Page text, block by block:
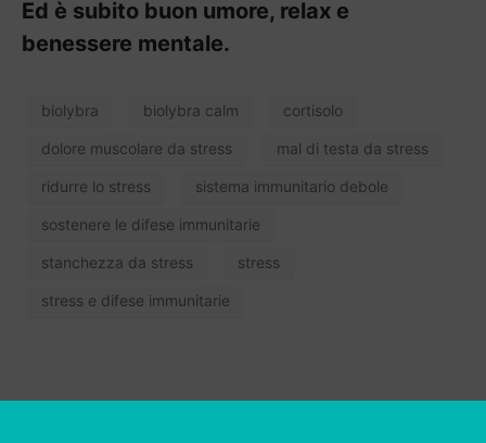
Ed è subito buon umore, relax e
benessere mentale.
biolybra biolybra calm cortisolo
dolore muscolare da stress mal di testa da stress
ridurre lo stress sistema immunitario debole
sostenere le difese immunitarie
stanchezza da stress stress
stress e difese immunitarie